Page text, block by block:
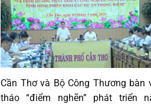
Cần Thơ và Bộ Công Thương bàn
tháo “điểm nghẽn” phát triển